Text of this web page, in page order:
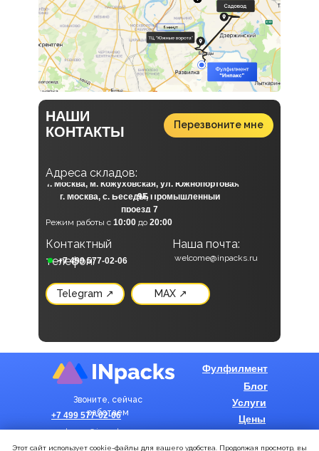
Наши социальные сети:
НАШИ
КОНТАКТЫ
Адреса складов:
Перезвоните мне
Режим работы с 10:00 до 20:00
Наша почта:
Контактный
телефон:
welcome@inpacks.ru
г. Москва, с. Беседы, Промышленный
проезд 7
+7 499 577-02-06
г. Москва, м. Кожуховская, ул. Южнопортовая
9Б
MAX ↗
Telegram ↗
Услуги
Фулфилмент
Цены
Звоните, сейчас
работаем
welcome@inpacks.ru
+7 499 577-02-06
Блог
Этот сайт использует cookie-файлы для вашего удобства. Продолжая просмотр, вы